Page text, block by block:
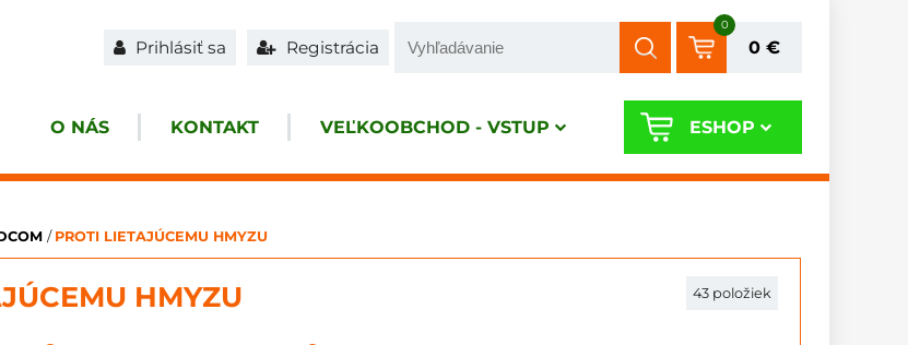
Prihlásiť sa Registrácia
0
0 €
O NÁS KONTAKT VEĽKOOBCHOD - VSTUP ESHOP
/ PROTI LIETAJÚCEMU HMYZU
HMYZU 43 položiek